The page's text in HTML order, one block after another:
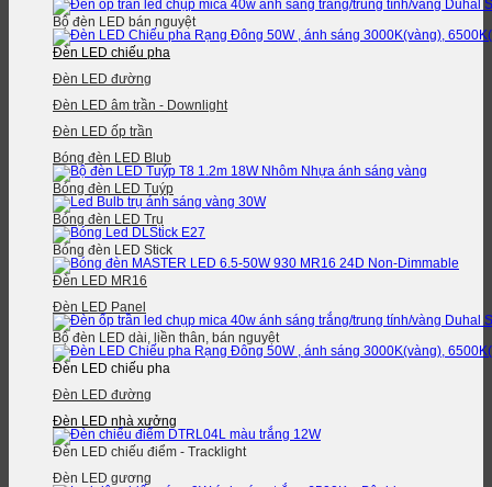
Bộ đèn LED bán nguyệt
Đèn LED chiếu pha
Đèn LED đường
Đèn LED âm trần - Downlight
Đèn LED ốp trần
Bóng đèn LED Blub
Bóng đèn LED Tuýp
Bóng đèn LED Trụ
Bóng đèn LED Stick
Đèn LED MR16
Đèn LED Panel
Bộ đèn LED dài, liền thân, bán nguyệt
Đèn LED chiếu pha
Đèn LED đường
Đèn LED nhà xưởng
Đèn LED chiếu điểm - Tracklight
Đèn LED gương